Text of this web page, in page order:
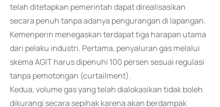
telah ditetapkan pemerintah dapat direalisasikan
secara penuh tanpa adanya pengurangan di lapangan.
Kemenperin menegaskan terdapat tiga harapan utama
dari pelaku industri. Pertama, penyaluran gas melalui
skema AGIT harus dipenuhi 100 persen sesuai regulasi
tanpa pemotongan (curtailment).
Kedua, volume gas yang telah dialokasikan tidak boleh
dikurangi secara sepihak karena akan berdampak